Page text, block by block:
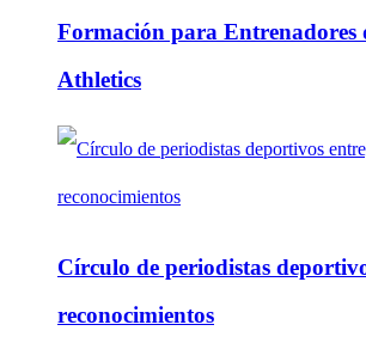
Formación para Entrenadores
Athletics
Círculo de periodistas
reconocimientos